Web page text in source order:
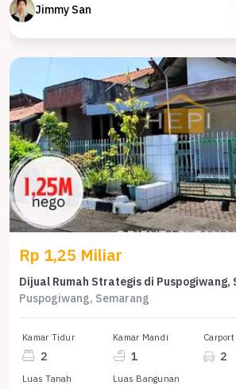
Jimmy San
Rp 1,25 Miliar
Puspogiwang, Semarang
Kamar Tidur
2
Kamar Mandi
1
Carport
2
Luas Tanah Luas Bangunan